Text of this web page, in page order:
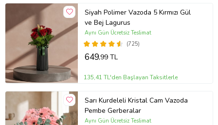
Siyah Polimer Vazoda 5 Kırmızı Gül
ve Bej Lagurus
(725)
Aynı Gün Ücretsiz Teslimat
649,99 TL
135,41 TL'den Başlayan Taksitlerle
Sarı Kurdeleli Kristal Cam Vazoda
Pembe Gerberalar
Aynı Gün Ücretsiz Teslimat